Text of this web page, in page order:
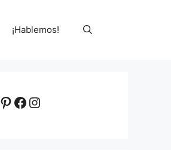
¡Hablemos!
Pinterest
Facebook
Instagram